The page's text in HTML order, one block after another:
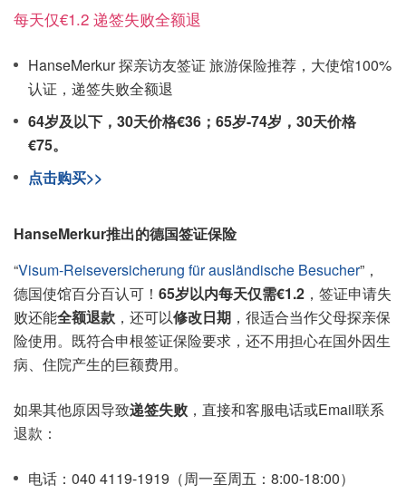
每天仅€1.2 递签失败全额退
HanseMerkur 探亲访友签证 旅游保险推荐，大使馆100%
认证，递签失败全额退
64岁及以下，30天价格€36；65岁-74岁，30天价格
€75。
点击购买>>
HanseMerkur推出的德国签证保险
“Visum-Reise­ver­si­che­rung für auslän­di­sche Besu­cher”，
德国使馆百分百认可！ 65岁以内每天仅需€1.2 ，签证申请失
败还能全额退款 ，还可以修改日期 ，很适合当作父母探亲保
险使用。既符合申根签证保险要求，还不用担心在国外因生
病、住院产生的巨额费用。
如果其他原因导致递签失败 ，直接和客服电话或Email联系
退款：
电话：040 4119-1919（周一至周五：8:00-18:00）